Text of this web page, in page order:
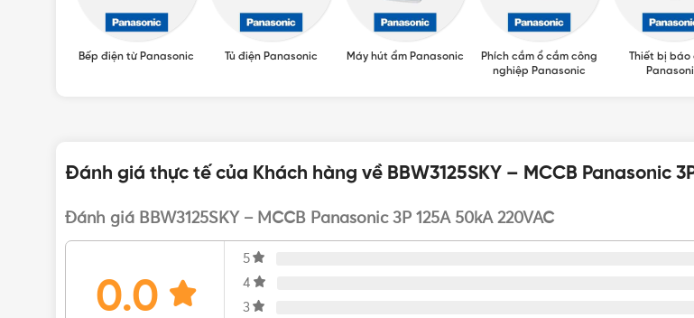
Bếp điện từ Panasonic Tủ điện Panasonic Máy hút ẩm Panasonic
Phích cắm ổ cắm công
nghiệp Panasonic
Thiết bị báo
Đánh giá thực tế của Khách hàng về BBW3125SKY – MCCB Panasonic
Đánh giá BBW3125SKY – MCCB Panasonic 3P 125A 50kA 220VAC
0.0
5
4
3